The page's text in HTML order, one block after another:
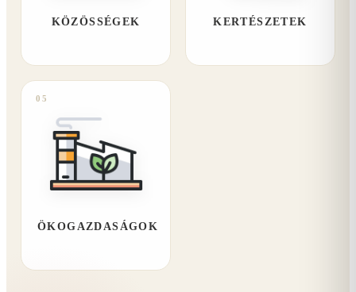
KÖZÖSSÉGEK KERTÉSZETEK
05
ÖKOGAZDASÁGOK